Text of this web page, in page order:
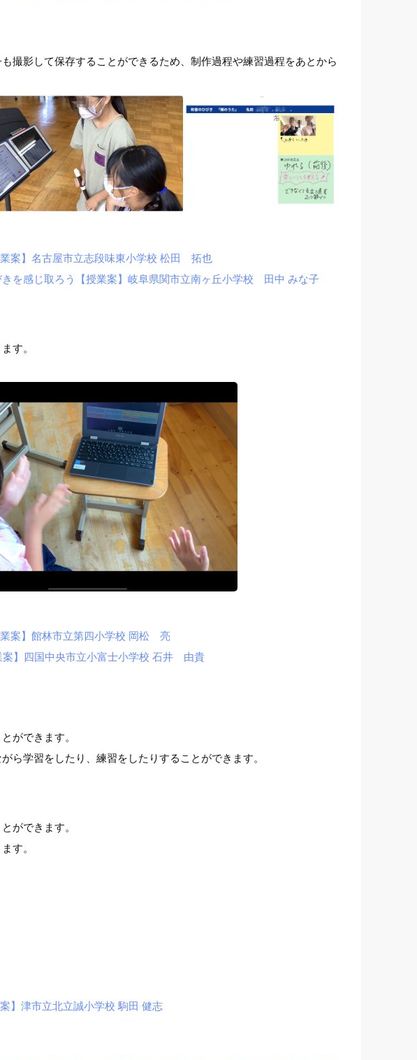
撮影して保存することができるため、制作過程や練習過程をあとから
案】名古屋市立志段味東小学校 松田 拓也
感じ取ろう【授業案】岐阜県関市立南ヶ丘小学校 田中 みな子
す。
案】館林市立第四小学校 岡松 亮
案】四国中央市立小富士小学校 石井 由貴
ができます。
ら学習をしたり、練習をしたりすることができます。
ができます。
す。
】津市立北立誠小学校 駒田 健志